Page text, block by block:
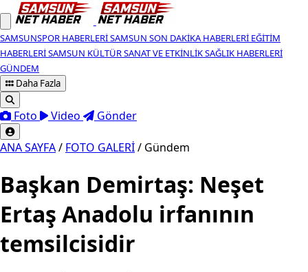
SAMSUNSPOR HABERLERISAMSUN SON DAKIKA HABERLERI EĞITIM
HABERLERISAMSUN KÜLTÜR SANAT VE ETKINLIKSAĞLIK HABERLERI
GÜNDEM
Daha Fazla
Foto Video Gönder
ANA SAYFA/ FOTO GALERİ/ Gündem
Başkan Demirtaş: Neşet
Ertaş Anadolu irfanının
temsilcisidir